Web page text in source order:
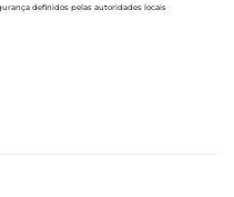
definidos pelas autoridades locais